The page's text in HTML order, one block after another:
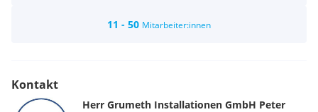
11 - 50 Mitarbeiter:innen
Kontakt
Herr Grumeth Installationen GmbH Peter